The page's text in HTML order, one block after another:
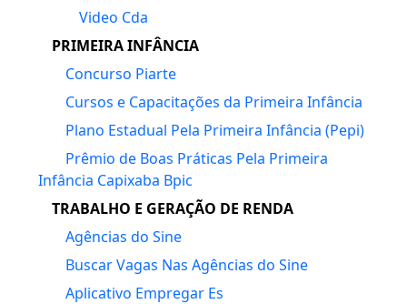
Video Cda
PRIMEIRA INFÂNCIA
Concurso Piarte
Cursos e Capacitações da Primeira Infância
Plano Estadual Pela Primeira Infância (Pepi)
Prêmio de Boas Práticas Pela Primeira
Infância Capixaba Bpic
TRABALHO E GERAÇÃO DE RENDA
Agências do Sine
Buscar Vagas Nas Agências do Sine
Aplicativo Empregar Es